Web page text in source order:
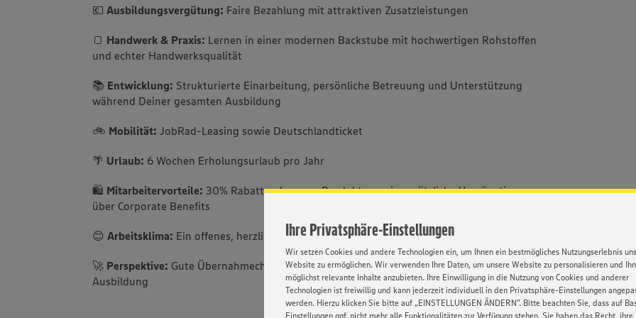
Ihre Privatsphäre-Einstellungen
Wir setzen Cookies und andere Technologien ein, um Ihnen ein bestmögliches Nutzungserlebnis
Website zu ermöglichen. Wir verwenden Ihre Daten, um unsere Website zu personalisieren und
möglichst relevante Inhalte anzubieten. Ihre Einwilligung in die Nutzung von Cookies und anderer
Technologien ist freiwillig und kann jederzeit individuell in den Privatsphäre-Einstellungen
werden. Hierzu klicken Sie bitte auf „EINSTELLUNGEN ÄNDERN”. Bitte beachten Sie, dass auf
Einstellungen ggf. nicht mehr alle Funktionalitäten zur Verfügung stehen. Sie haben das Recht, ihre
💶Ausbildungsvergütung: Faire Bezahlung mit attraktiven Zusatzleistungen
🍞 Handwerk & Praxis: Lernen in einer modernen Backstube mit hochwertigen Rohstoffen
und echter Handwerksqualität
📚 Entwicklung: Strukturierte Einarbeitung, persönliche Betreuung und Unterstützung
während Deiner gesamten Ausbildung
🚲 Mobilität: JobRad-Leasing sowie Deutschlandticket
🌴 Urlaub: 6 Wochen Erholungsurlaub pro Jahr
🛍️ Mitarbeitervorteile: 30% Rabatt auf unsere Produkte sowie zusätzliche Vergünstigungen
über Corporate Benefits
😊Arbeitsklima: Ein offenes, herzliches Team, das Dich unterstützt und begleitet
🚀 Perspektive:Gute Übernahmechancen und Entwicklungsmöglichkeiten nach Deiner
Ausbildung